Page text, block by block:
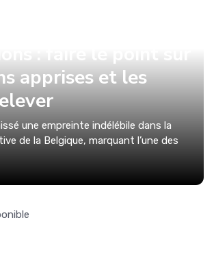
: faire le point sur
apprises et les
une empreinte indélébile dans la
de la Belgique, marquant l’une des